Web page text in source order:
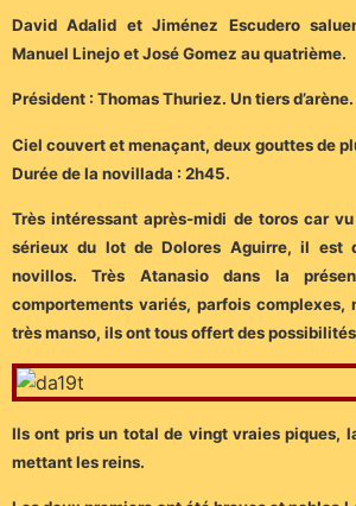
David Adalid et Jiménez Escudero
Manuel Linejo et José Gomez au quatrième.
Président : Thomas Thuriez. Un tiers d’arène.
Ciel couvert et menaçant, deux gouttes de
Durée de la novillada : 2h45.
Très intéressant après-midi de toros car
sérieux du lot de Dolores Aguirre, il est
novillos. Très Atanasio dans la
comportements variés, parfois complexes,
très manso, ils ont tous offert des
Ils ont pris un total de vingt vraies piques,
mettant les reins.